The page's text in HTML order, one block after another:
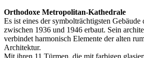
Orthodoxe Metropolitan-Kathedrale
Es ist eines der symbolträchtigsten Gebäude
zwischen 1936 und 1946 erbaut. Sein
verbindet harmonisch Elemente der alten
Architektur.
Mit ihren 11 Türmen, die mit farbigen